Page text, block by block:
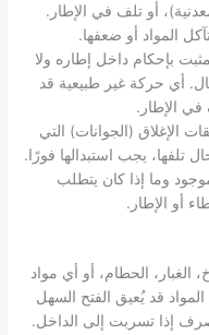
أو تلف في الإطار.
المواد أو ضعفها.
بإحكام داخل إطاره ولا
أي حركة غير طبيعية قد
الإطار.
الإغلاق (الجوانات) التي
تلفها، يجب استبدالها فورًا.
وما إذا كان يتطلب
أو الإطار.
الغبار، الحطام، أو أي مواد
قد يُعيق الفتح السهل
إذا تسربت إلى الداخل.